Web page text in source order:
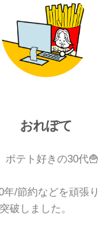
おれぽて
ポテト好きの30代🍟
年/節約などを頑張
破しました。